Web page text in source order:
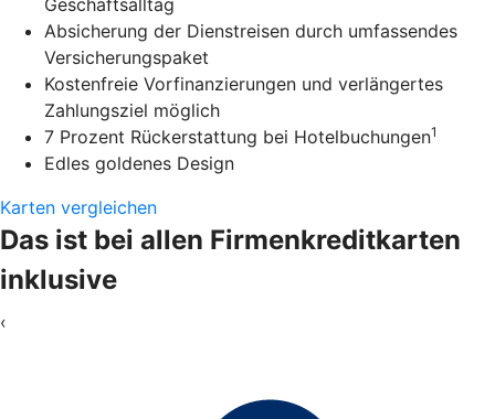
Absicherung der Dienstreisen durch umfassendes
Versicherungspaket
Kostenfreie Vorfinanzierungen und verlängertes
Zahlungsziel möglich
7 Prozent Rückerstattung bei Hotelbuchungen1
Edles goldenes Design
Karten vergleichen
Das ist bei allen Firmenkreditkarten
inklusive
‹